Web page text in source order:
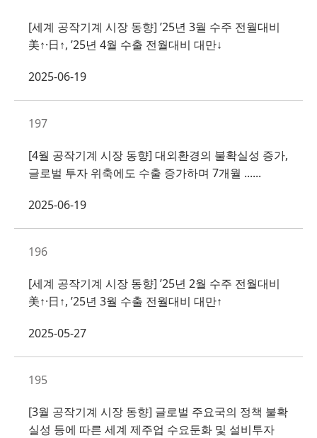
[세계 공작기계 시장 동향] ’25년 3월 수주 전월대비
美↑·日↑, ’25년 4월 수출 전월대비 대만↓
2025-06-19
197
[4월 공작기계 시장 동향] 대외환경의 불확실성 증가,
글로벌 투자 위축에도 수출 증가하며 7개월 ......
2025-06-19
196
[세계 공작기계 시장 동향] ’25년 2월 수주 전월대비
美↑·日↑, ’25년 3월 수출 전월대비 대만↑
2025-05-27
195
[3월 공작기계 시장 동향] 글로벌 주요국의 정책 불확
실성 등에 따른 세계 제주업 수요둔화 및 설비투자